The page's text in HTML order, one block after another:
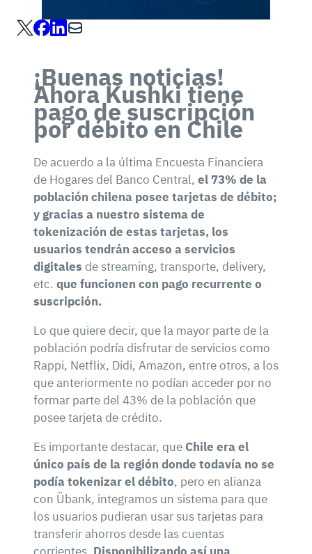
¡Buenas noticias!
Ahora Kushki tiene
pago de suscripción
por débito en Chile
De acuerdo a la última Encuesta Financiera
de Hogares del Banco Central, el 73% de la
población chilena posee tarjetas de débito;
y gracias a nuestro sistema de
tokenización de estas tarjetas, los
usuarios tendrán acceso a servicios
digitales de streaming, transporte, delivery,
etc. que funcionen con pago recurrente o
suscripción.
Lo que quiere decir, que la mayor parte de la
población podría disfrutar de servicios como
Rappi, Netflix, Didi, Amazon, entre otros, a los
que anteriormente no podían acceder por no
formar parte del 43% de la población que
posee tarjeta de crédito.
Es importante destacar, que Chile era el
único país de la región donde todavía no se
podía tokenizar el débito, pero en alianza
con Übank, integramos un sistema para que
los usuarios pudieran usar sus tarjetas para
transferir ahorros desde las cuentas
corrientes. Disponibilizando así una